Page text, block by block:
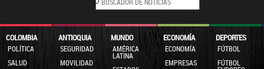
COLOMBIA
POLÍTICA
SALUD
ANTIOQUIA
SEGURIDAD
MOVILIDAD
MUNDO
AMÉRICA
LATINA
ECONOMÍA
ECONOMÍA
EMPRESAS
DEPORTES
FÚTBOL
FÚTBOL